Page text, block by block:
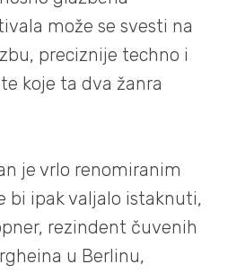
može se svesti na
preciznije techno i
koje ta dva žanra
je vrlo renomiranim
bi ipak valjalo istaknuti,
rezindent čuvenih
u Berlinu,